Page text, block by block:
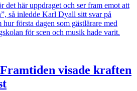
det här uppdraget och ser fram emot att
så inledde Karl Dyall sitt svar på
första dagen som gästlärare med
för scen och musik hade varit.
visade kraften